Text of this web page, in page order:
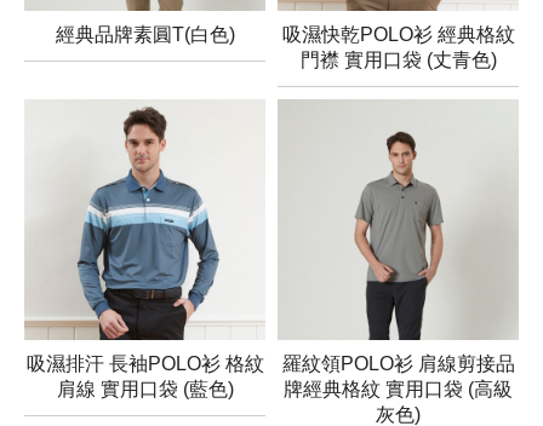
經典品牌素圓T(白色)
吸濕快乾POLO衫 經典格紋
門襟 實用口袋 (丈青色)
吸濕排汗 長袖POLO衫 格紋
肩線 實用口袋 (藍色)
羅紋領POLO衫 肩線剪接品
牌經典格紋 實用口袋 (高級
灰色)